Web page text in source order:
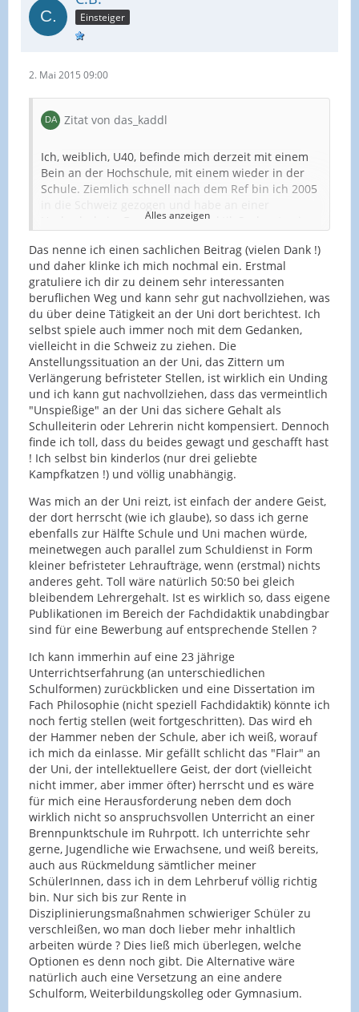
Einsteiger
2. Mai 2015 09:00
Zitat von das_kaddl
Ich, weiblich, U40, befinde mich derzeit mit einem
Bein an der Hochschule, mit einem wieder in der
Schule. Ziemlich schnell nach dem Ref bin ich 2005
Hochschule im Bereich Fachdidaktik Sachunterricht,
publiziert, bin an Tagungen gereist, deren
Teilnahme ich z.T. selbst berappen musste. Jeweils
jährlich das Zittern, ob der Vertrag verlängert wird.
Heute die akademische Freude des Tages: ich bin in
einem aktuellen Aufsatz zitiert worden. Yeah,
wieder etwas für den jährlichen "Bonus"
.
Das Zittern bzgl. Vertragsverlängerung wird
verstärkt bei jedem Forschungsantrag: positiver
Entscheid? Wenn ja: weitere 3 Jahre Einkommen
gesichert. Wenn nein: langes Gesicht. Anfragen, ob
der Antrag überarbeitet und nochmals eingereicht
werden darf. So schindet man Anstellungsprozente
und hat mehrere Teilzeitstellen, bei denen es ist
wie bei den meisten Teilzeitstellen: man arbeitet
wesentlich mehr als im Vertrag steht. Die Nächte,
die ich in den letzten 10 Jahren vor Fertigstellung
von Abschlussberichten im Büro verbracht habe,
habe ich noch nicht gezählt - und dabei habe/hatte
ich in den ersten 8 Jahren einen sehr fürsorglichen,
aber eben auch sehr ehrgeizigen Chef.
Meine Dissertation versandet aus verschiedenen
Gründen vermutlich.
Seit nunmehr knapp 6 Jahren & verstärkt seit
nochmals 3 Jahren,
kann ich mich nicht mehr auf die unspiessige
Unsicherheit der Hochschule, scheinbar
kompensiert durch das bewundernde "Wow-die-
arbeitet-an-der-Uni"-Geraune meines Wohndorfes
verlassen. Die Kinder wollen mehrfach im Jahr neue
Schuhe haben, sind für warmes Wasser, Heizung,
Dach über dem Kopf und Essen dankbar. Wie
schnell die scheinbare Sicherheit von doppelten
Gehältern schwindet, haben wir letztes Jahr erlebt,
als mein Mann - "Manager" - von einem auf den
anderen Tag "freigestellt" wurde. Mit den Bezügen
wie bisher, begrenzt bis Ende des Jahres. Das Ende
des Jahres rückte schnell näher...
@CB: Hast Du Verpflichtungen, wie z.B.
Unterhaltszahlungen/Fürsorge für Kinder? Falls
nein, kann ich Deinen "das-soll's-gewesen-sein"-
Aktionismus nachvollziehen, gleichzeitig aber frage
ich mich: was möchtest Du an der Hochschule?
Vielleicht kriegst Du ja einen Lehrauftrag (von dem
man nicht leben kann) - aber auch Dozierende
schöpfen einen Teil ihrer Lehre aus eigener
theoretischen Hintergrund im Bereich Fachdidaktik
(wovon Du selbst schreibst) und mangels eigener
Forschung - sehr schwer vor, entsprechende
Lehrveranstaltungen zu
konzipieren/durchzuführen. Irgendwie fehlt die
Basis von dem, was "gute Lehre" an einer
Hochschule ausmacht.
Die Erfahrungen der letzten 10 Jahre waren
überhaupt nicht durchweg negativ; die negativen
Erfahrungen beziehen sich durchweg nur auf die
Anstellungskultur an Hochschulen. Klar schweissen
Nächte im Büro auch zusammen und gerade heute
habe ich in dankbare Studenten-Augen geschaut,
als ich den Abgabetermin ihrer BA-Arbeit
eigenmächtig verlängert habe. Die
Gestaltungsfreiheit an Hochschulen ist schon sehr
hoch; inhaltlich und von der Ausrichtung der
eigenen Arbeit her vielleicht so hoch, wie in keinem
anderen Beruf.
Nur, mit Ü50 hat man sich sicherlich auf einem
Komfort-Level eingerichtet, das man ungern wieder
aufgibt. So zumindest meine Vorstellung von dem,
wie ich vermutlich mit Ü50 sein werde.
Mit meinem zweiten Bein (und ab August mit
beiden Beinen - ade, Hochschule!) stehe ich jetzt
wieder in der Schule. Meine Aufgaben (als
Schulleiterin) sind zum grossen Teil anders als die
in der Hochschule, trotzdem profitiere ich
ungemein von dem, was ich in den letzten 10
Jahren gemacht habe. Spiessig finde ich Schule
übrigens überhaupt nicht - zumindest "mein" Team
ist (bis auf eine Aufnahme) engagiert, hilfsbereit
(v.a. auch untereinander), mitdenkend und
verlässlich.
Viel Glück für die Neuorientierung.
Alles anzeigen
Das nenne ich einen sachlichen Beitrag (vielen Dank !)
und daher klinke ich mich nochmal ein. Erstmal
gratuliere ich dir zu deinem sehr interessanten
beruflichen Weg und kann sehr gut nachvollziehen, was
du über deine Tätigkeit an der Uni dort berichtest. Ich
selbst spiele auch immer noch mit dem Gedanken,
vielleicht in die Schweiz zu ziehen. Die
Anstellungssituation an der Uni, das Zittern um
Verlängerung befristeter Stellen, ist wirklich ein Unding
und ich kann gut nachvollziehen, dass das vermeintlich
"Unspießige" an der Uni das sichere Gehalt als
Schulleiterin oder Lehrerin nicht kompensiert. Dennoch
finde ich toll, dass du beides gewagt und geschafft hast
! Ich selbst bin kinderlos (nur drei geliebte
Kampfkatzen !) und völlig unabhängig.
Was mich an der Uni reizt, ist einfach der andere Geist,
der dort herrscht (wie ich glaube), so dass ich gerne
ebenfalls zur Hälfte Schule und Uni machen würde,
meinetwegen auch parallel zum Schuldienst in Form
kleiner befristeter Lehraufträge, wenn (erstmal) nichts
anderes geht. Toll wäre natürlich 50:50 bei gleich
bleibendem Lehrergehalt. Ist es wirklich so, dass eigene
Publikationen im Bereich der Fachdidaktik unabdingbar
sind für eine Bewerbung auf entsprechende Stellen ?
Ich kann immerhin auf eine 23 jährige
Unterrichtserfahrung (an unterschiedlichen
Schulformen) zurückblicken und eine Dissertation im
Fach Philosophie (nicht speziell Fachdidaktik) könnte ich
noch fertig stellen (weit fortgeschritten). Das wird eh
der Hammer neben der Schule, aber ich weiß, worauf
ich mich da einlasse. Mir gefällt schlicht das "Flair" an
der Uni, der intellektuellere Geist, der dort (vielleicht
nicht immer, aber immer öfter) herrscht und es wäre
für mich eine Herausforderung neben dem doch
wirklich nicht so anspruchsvollen Unterricht an einer
Brennpunktschule im Ruhrpott. Ich unterrichte sehr
gerne, Jugendliche wie Erwachsene, und weiß bereits,
auch aus Rückmeldung sämtlicher meiner
SchülerInnen, dass ich in dem Lehrberuf völlig richtig
bin. Nur sich bis zur Rente in
Disziplinierungsmaßnahmen schwieriger Schüler zu
verschleißen, wo man doch lieber mehr inhaltlich
arbeiten würde ? Dies ließ mich überlegen, welche
Optionen es denn noch gibt. Die Alternative wäre
natürlich auch eine Versetzung an eine andere
Schulform, Weiterbildungskolleg oder Gymnasium.